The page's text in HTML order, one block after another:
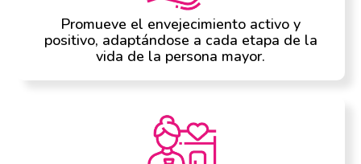
Promueve el envejecimiento activo y
positivo, adaptándose a cada etapa de la
vida de la persona mayor.